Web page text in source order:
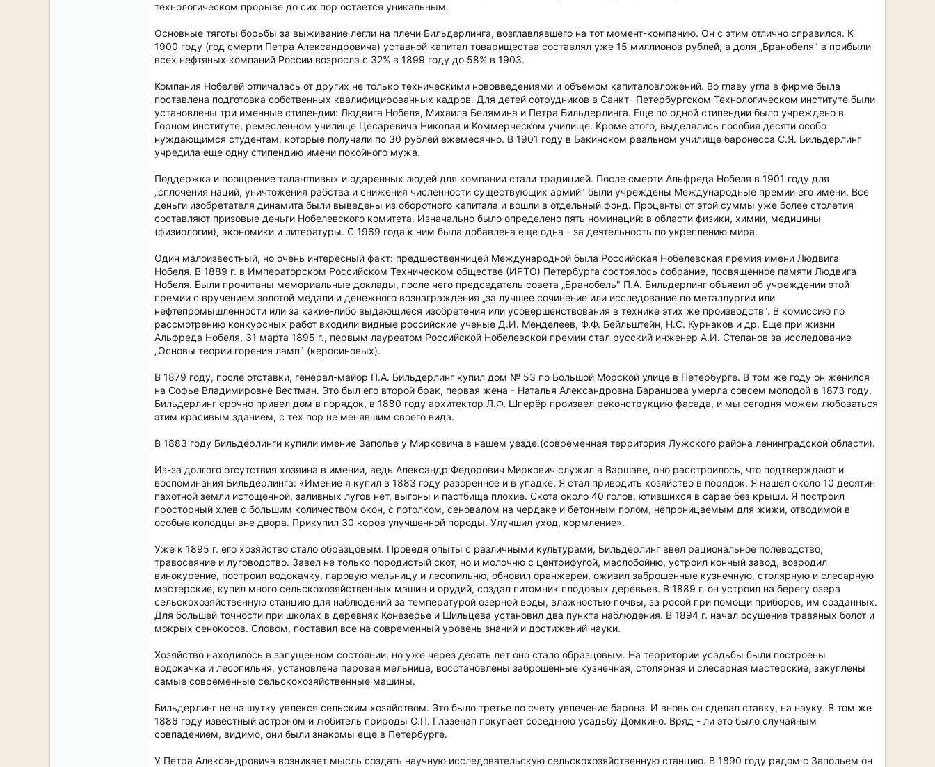
технологическом прорыве до сих пор остается уникальным.
Основные тяготы борьбы за выживание легли на плечи Бильдерлинга, возглавлявшего на тот момент-компанию. Он с этим отлично справился. К
1900 году (год смерти Петра Александровича) уставной капитал товарищества составлял уже 15 миллионов рублей, а доля „Бранобеля" в прибыли
всех нефтяных компаний России возросла с 32% в 1899 году до 58% в 1903.
Компания Нобелей отличалась от других не только техническими нововведениями и объемом капиталовложений. Во главу угла в фирме была
поставлена подготовка собственных квалифицированных кадров. Для детей сотрудников в Санкт- Петербургском Технологическом институте были
установлены три именные стипендии: Людвига Нобеля, Михаила Белямина и Петра Бильдерлинга. Еще по одной стипендии было учреждено в
Горном институте, ремесленном училище Цесаревича Николая и Коммерческом училище. Кроме этого, выделялись пособия десяти особо
нуждающимся студентам, которые получали по 30 рублей ежемесячно. В 1901 году в Бакинском реальном училище баронесса С.Я. Бильдерлинг
учредила еще одну стипендию имени покойного мужа.
Поддержка и поощрение талантливых и одаренных людей для компании стали традицией. После смерти Альфреда Нобеля в 1901 году для
„сплочения наций, уничтожения рабства и снижения численности существующих армий" были учреждены Международные премии его имени. Все
деньги изобретателя динамита были выведены из оборотного капитала и вошли в отдельный фонд. Проценты от этой суммы уже более столетия
составляют призовые деньги Нобелевского комитета. Изначально было определено пять номинаций: в области физики, химии, медицины
(физиологии), экономики и литературы. С 1969 года к ним была добавлена еще одна - за деятельность по укреплению мира.
Один малоизвестный, но очень интересный факт: предшественницей Международной была Российская Нобелевская премия имени Людвига
Нобеля. В 1889 г. в Императорском Российском Техническом обществе (ИРТО) Петербурга состоялось собрание, посвященное памяти Людвига
Нобеля. Были прочитаны мемориальные доклады, после чего председатель совета „Бранобель" П.А. Бильдерлинг объявил об учреждении этой
премии с вручением золотой медали и денежного вознаграждения „за лучшее сочинение или исследование по металлургии или
нефтепромышленности или за какие-либо выдающиеся изобретения или усовершенствования в технике этих же производств". В комиссию по
рассмотрению конкурсных работ входили видные российские ученые Д.И. Менделеев, Ф.Ф. Бейльштейн, Н.С. Курнаков и др. Еще при жизни
Альфреда Нобеля, 31 марта 1895 г., первым лауреатом Российской Нобелевской премии стал русский инженер А.И. Степанов за исследование
„Основы теории горения ламп" (керосиновых).
В 1879 году, после отставки, генерал-майор П.А. Бильдерлинг купил дом № 53 по Большой Морской улице в Петербурге. В том же году он женился
на Софье Владимировне Вестман. Это был его второй брак, первая жена - Наталья Александровна Баранцова умерла совсем молодой в 1873 году.
Бильдерлинг срочно привел дом в порядок, в 1880 году архитектор Л.Ф. Шперёр произвел реконструкцию фасада, и мы сегодня можем любоваться
этим красивым зданием, с тех пор не менявшим своего вида.
В 1883 году Бильдерлинги купили имение Заполье у Мирковича в нашем уезде.(современная территория Лужского района ленинградской области).
Из-за долгого отсутствия хозяина в имении, ведь Александр Федорович Миркович служил в Варшаве, оно расстроилось, что подтверждают и
воспоминания Бильдерлинга: «Имение я купил в 1883 году разоренное и в упадке. Я стал приводить хозяйство в порядок. Я нашел около 10 десятин
пахотной земли истощенной, заливных лугов нет, выгоны и пастбища плохие. Скота около 40 голов, ютившихся в сарае без крыши. Я построил
просторный хлев с большим количеством окон, с потолком, сеновалом на чердаке и бетонным полом, непроницаемым для жижи, отводимой в
особые колодцы вне двора. Прикупил 30 коров улучшенной породы. Улучшил уход, кормление».
Уже к 1895 г. его хозяйство стало образцовым. Проведя опыты с различными культурами, Бильдерлинг ввел рациональное полеводство,
травосеяние и луговодство. Завел не только породистый скот, но и молочню с центрифугой, маслобойню, устроил конный завод, возродил
винокурение, построил водокачку, паровую мельницу и лесопильню, обновил оранжереи, оживил заброшенные кузнечную, столярную и слесарную
мастерские, купил много сельскохозяйственных машин и орудий, создал питомник плодовых деревьев. В 1889 г. он устроил на берегу озера
сельскохозяйственную станцию для наблюдений за температурой озерной воды, влажностью почвы, за росой при помощи приборов, им созданных.
Для большей точности при школах в деревнях Конезерье и Шильцева установил два пункта наблюдения. В 1894 г. начал осушение травяных болот и
мокрых сенокосов. Словом, поставил все на современный уровень знаний и достижений науки.
Хозяйство находилось в запущенном состоянии, но уже через десять лет оно стало образцовым. На территории усадьбы были построены
водокачка и лесопильня, установлена паровая мельница, восстановлены заброшенные кузнечная, столярная и слесарная мастерские, закуплены
самые современные сельскохозяйственные машины.
Бильдерлинг не на шутку увлекся сельским хозяйством. Это было третье по счету увлечение барона. И вновь он сделал ставку, на науку. В том же
1886 году известный астроном и любитель природы С.П. Глазенап покупает соседнюю усадьбу Домкино. Вряд - ли это было случайным
совпадением, видимо, они были знакомы еще в Петербурге.
У Петра Александровича возникает мысль создать научную исследовательскую сельскохозяйственную станцию. В 1890 году рядом с Запольем он